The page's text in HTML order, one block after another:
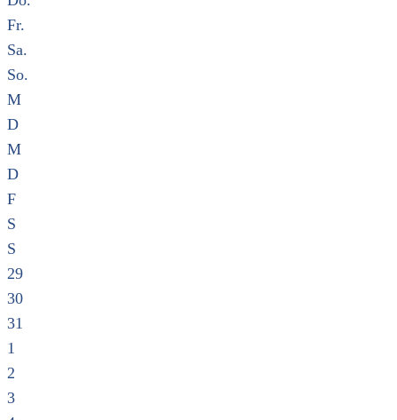
Fr.
Sa.
So.
M
D
M
D
F
S
S
29
30
31
1
2
3